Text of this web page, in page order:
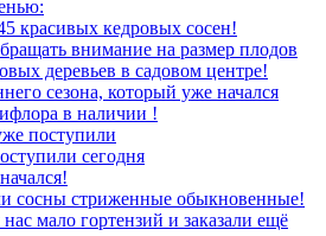
красивых кедровых сосен!
внимание на размер плодов
деревьев в садовом центре!
сезона, который уже начался
в наличии !
поступили
сегодня
сосны стриженные обыкновенные!
мало гортензий и заказали ещё